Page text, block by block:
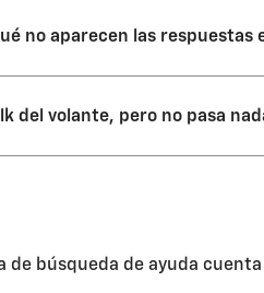
no aparecen las respuestas
solicitudes que sean
del volante, pero no pasa
de búsqueda de ayuda